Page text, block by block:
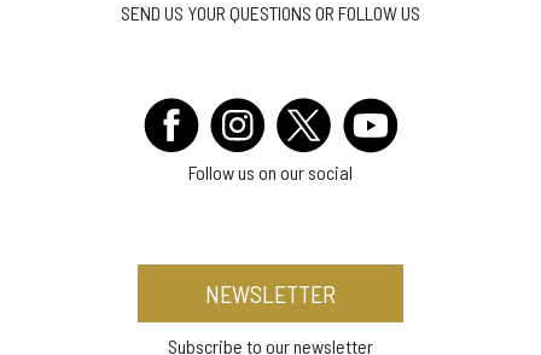
SEND US YOUR QUESTIONS OR FOLLOW US
Follow us on our social
NEWSLETTER
Subscribe to our newsletter